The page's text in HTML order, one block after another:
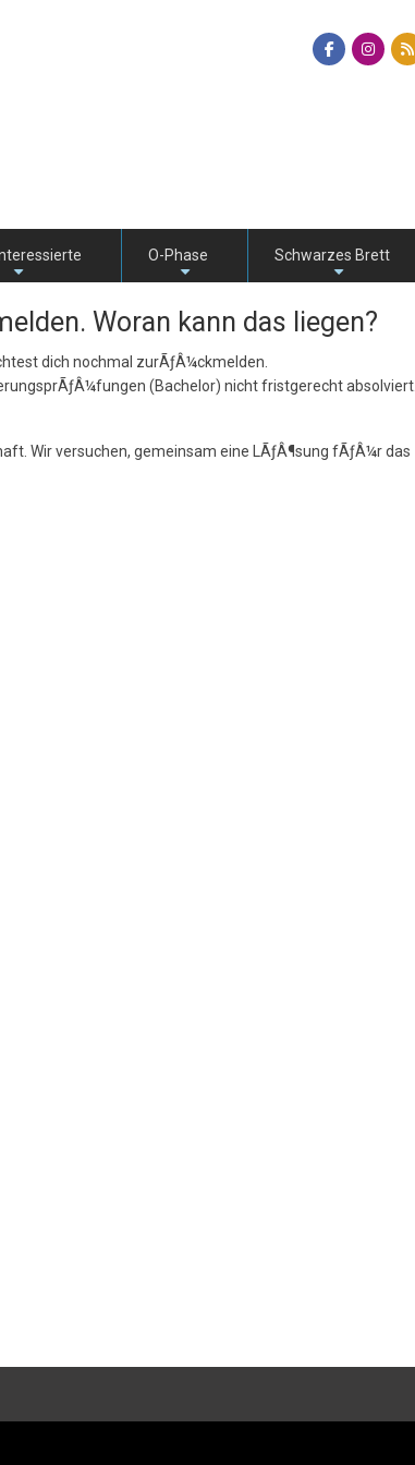
+ +
O-Phase
+
Schwarzes Brett
Woran kann das liegen?
dich nochmal zurÃƒÂ¼ckmelden.
(Bachelor) nicht fristgerecht absolviert.
Wir versuchen, gemeinsam eine LÃƒÂ¶sung fÃƒÂ¼r das